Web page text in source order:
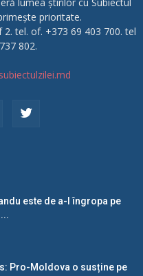
prioritate.
2. tel. of. +373 69 403 700. tel
802.
este de a-l îngropa pe
Pro-Moldova o susține pe